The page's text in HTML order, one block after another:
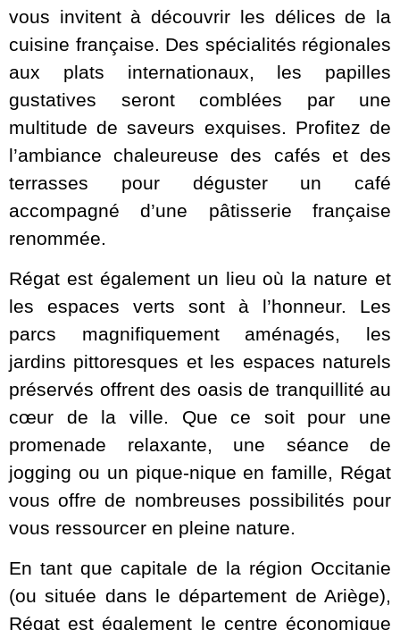
vous invitent à découvrir les délices de la
cuisine française. Des spécialités régionales
aux plats internationaux, les papilles
gustatives seront comblées par une
multitude de saveurs exquises. Profitez de
l’ambiance chaleureuse des cafés et des
terrasses pour déguster un café
accompagné d’une pâtisserie française
renommée.
Régat est également un lieu où la nature et
les espaces verts sont à l’honneur. Les
parcs magnifiquement aménagés, les
jardins pittoresques et les espaces naturels
préservés offrent des oasis de tranquillité au
cœur de la ville. Que ce soit pour une
promenade relaxante, une séance de
jogging ou un pique-nique en famille, Régat
vous offre de nombreuses possibilités pour
vous ressourcer en pleine nature.
En tant que capitale de la région Occitanie
(ou située dans le département de Ariège),
Régat est également le centre économique